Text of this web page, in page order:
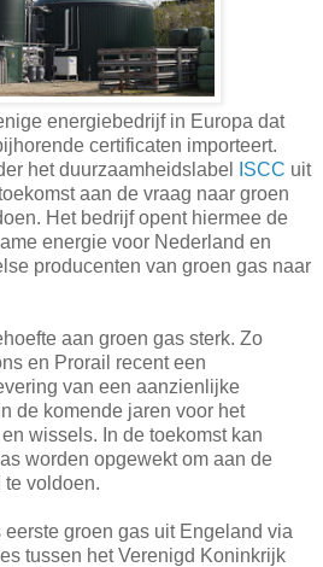
energiebedrijf in Europa dat
certificaten importeert.
het duurzaamheidslabel
ISCC uit
aan de vraag naar groen
Het bedrijf opent hiermee de
energie voor Nederland en
producenten van groen gas naar
aan groen gas sterk. Zo
en Prorail recent een
van een aanzienlijke
de komende jaren voor het
wissels. In de toekomst kan
worden opgewekt om aan de
te voldoen.
groen gas uit Engeland via
tussen het Verenigd Koninkrijk